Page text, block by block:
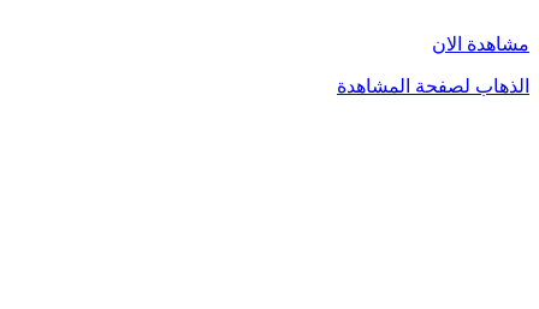
مشاهدة الان
الذهاب لصفحة المشاهدة